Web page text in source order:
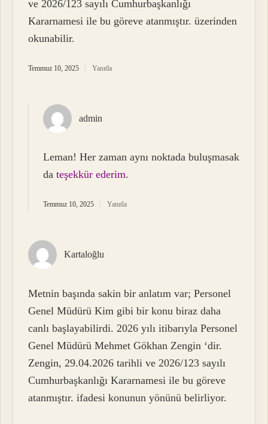
ve 2026/123 sayılı Cumhurbaşkanlığı
Kararnamesi ile bu göreve atanmıştır. üzerinden
okunabilir.
Temmuz 10, 2025 Yanıtla
admin
Leman! Her zaman aynı noktada buluşmasak
dateşekkür ederim.
Temmuz 10, 2025 Yanıtla
Kartaloğlu
Metnin başında sakin bir anlatım var; Personel
Genel Müdürü Kim gibi bir konu biraz daha
canlı başlayabilirdi. 2026 yılı itibarıyla Personel
Genel Müdürü Mehmet Gökhan Zengin ‘dir.
Zengin, 29.04.2026 tarihli ve 2026/123 sayılı
Cumhurbaşkanlığı Kararnamesi ile bu göreve
atanmıştır. ifadesi konunun yönünü belirliyor.